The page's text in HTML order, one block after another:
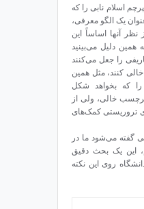
اسلام نابی را که
عنوان یک الگو معرفی،
نظر آنها اساساً این
همین دلیل می‌بینید
را جعل می‌کنند
خالی کنند، مثل همین
که بخواهد شکل
برچسب خالی، ولی از
تروریستی کمک‌های
گفته می‌شود ما در
این یک بحث دقیق
روی این نکته